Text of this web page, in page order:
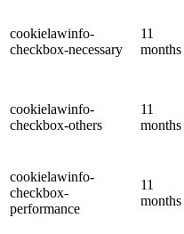
cookielawinfo-
checkbox-necessary
11
months
cookielawinfo-
checkbox-others
11
months
cookielawinfo-
checkbox-
performance
11
months